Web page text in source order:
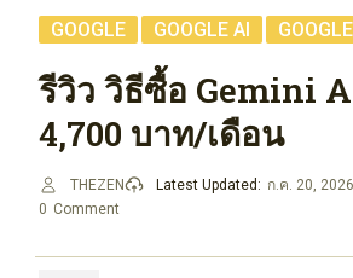
GOOGLE GOOGLE AI
รีวิว วิธีซื้อ Gemini
4,700 บาท/เดือน
THEZEN Latest Updated: ก.ค. 20, 2026
0 Comment